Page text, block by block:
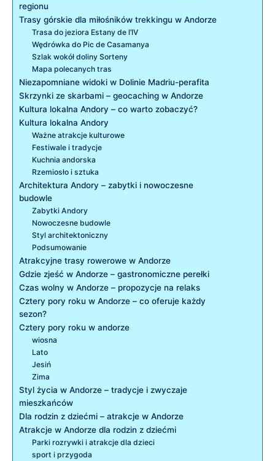
regionu
Trasy górskie dla miłośników trekkingu w Andorze
Trasa do jeziora Estany de l’IV
Wędrówka do Pic de Casamanya
Szlak wokół doliny Sorteny
Mapa polecanych tras
Niezapomniane widoki w Dolinie Madriu-perafita
Skrzynki ze skarbami​ – geocaching w Andorze
Kultura lokalna Andory – co warto zobaczyć?
Kultura lokalna Andory
Ważne atrakcje kulturowe
Festiwale i tradycje
Kuchnia andorska
Rzemiosło i sztuka
Architektura⁤ Andory – zabytki i nowoczesne
budowle
Zabytki Andory
Nowoczesne budowle
Styl architektoniczny
Podsumowanie
Atrakcyjne​ trasy rowerowe w Andorze
Gdzie zjeść w⁣ Andorze – gastronomiczne perełki
Czas wolny‍ w Andorze – propozycje na relaks
Cztery pory​ roku w Andorze – co oferuje każdy
sezon?
Cztery pory roku w andorze
wiosna
Lato
Jesiń
Zima
Styl‍ życia w Andorze – tradycje i zwyczaje
mieszkańców
Dla rodzin z dziećmi – atrakcje w Andorze
Atrakcje w Andorze ⁤dla rodzin z dziećmi
Parki‌ rozrywki i ⁣atrakcje dla dzieci
sport i przygoda